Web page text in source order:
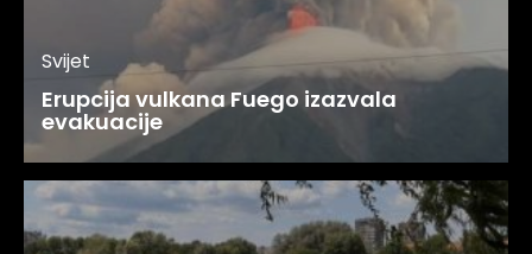
Svijet
Erupcija vulkana Fuego izazvala
evakuacije